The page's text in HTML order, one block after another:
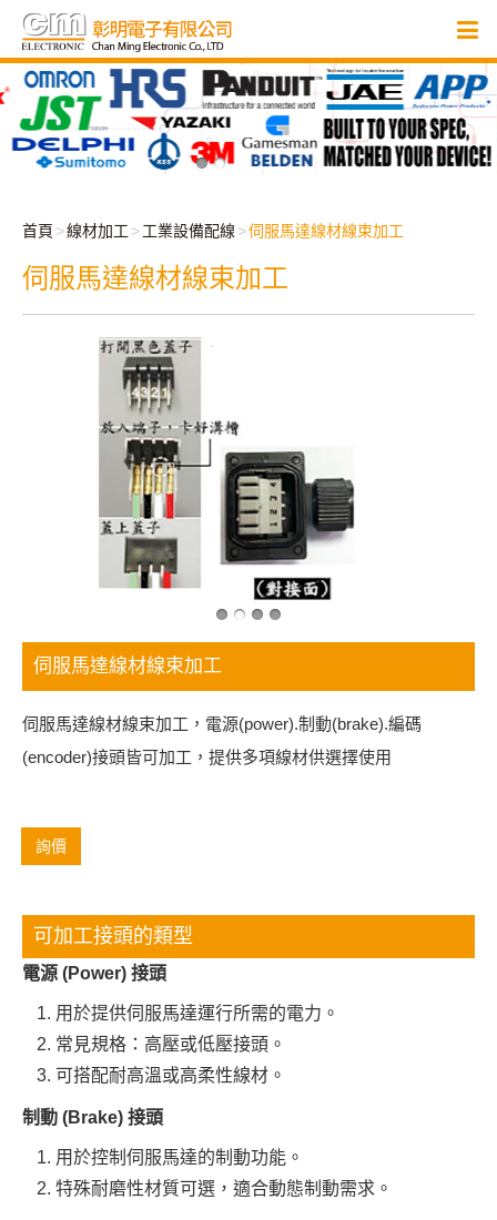
首頁 線材加工 工業設備配線 伺服馬達線材線束加工
伺服馬達線材線束加工
伺服馬達線材線束加工
伺服馬達線材線束加工，電源(power).制動(brake).編碼
(encoder)接頭皆可加工，提供多項線材供選擇使用
詢價
可加工接頭的類型
電源 (Power) 接頭
用於提供伺服馬達運行所需的電力。
常見規格：高壓或低壓接頭。
可搭配耐高溫或高柔性線材。
制動 (Brake) 接頭
用於控制伺服馬達的制動功能。
特殊耐磨性材質可選，適合動態制動需求。